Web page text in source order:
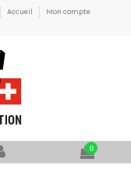
Accueil
Mon compte
0